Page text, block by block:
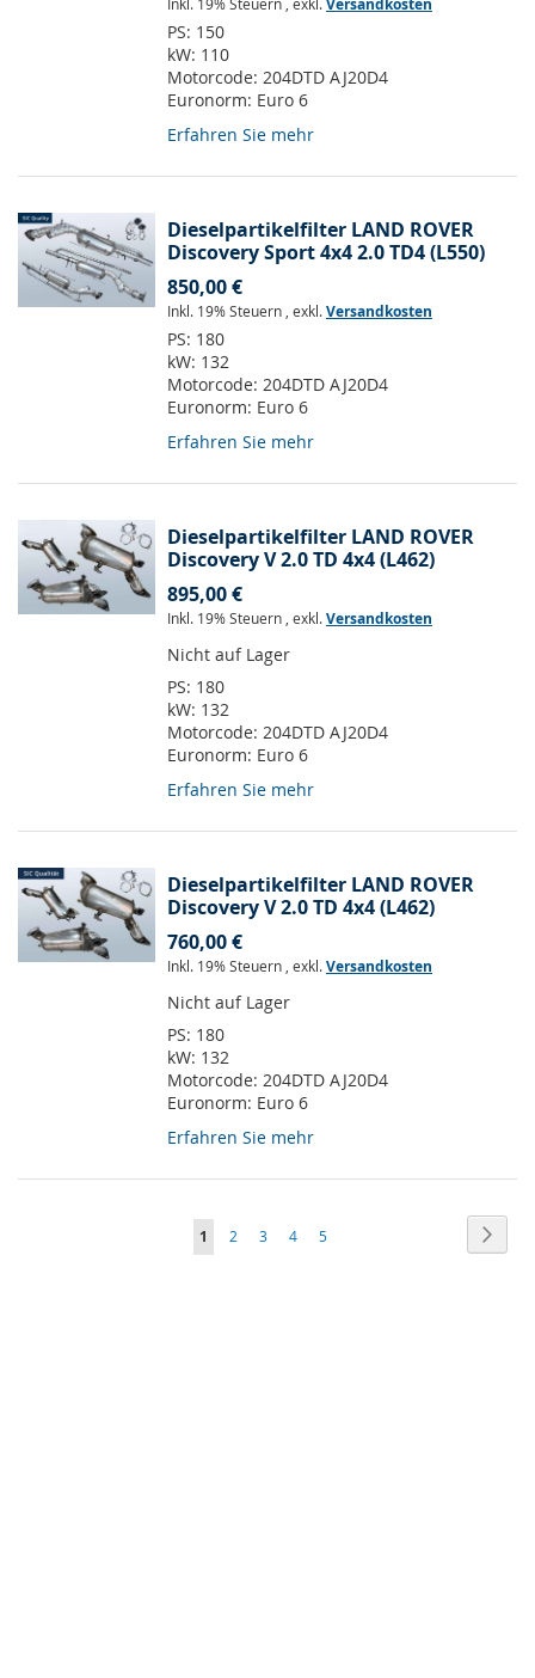
Inkl. 19% Steuern , exkl.Versandkosten
PS: 150
kW: 110
Motorcode: 204DTD AJ20D4
Euronorm: Euro 6
Erfahren Sie mehr
Dieselpartikelfilter LAND ROVER
Discovery Sport 4x4 2.0 TD4 (L550)
850,00 €
Inkl. 19% Steuern , exkl.Versandkosten
PS: 180
kW: 132
Motorcode: 204DTD AJ20D4
Euronorm: Euro 6
Erfahren Sie mehr
Dieselpartikelfilter LAND ROVER
Discovery V 2.0 TD 4x4 (L462)
895,00 €
Inkl. 19% Steuern , exkl.Versandkosten
Nicht auf Lager
PS: 180
kW: 132
Motorcode: 204DTD AJ20D4
Euronorm: Euro 6
Erfahren Sie mehr
Dieselpartikelfilter LAND ROVER
Discovery V 2.0 TD 4x4 (L462)
760,00 €
Inkl. 19% Steuern , exkl.Versandkosten
Nicht auf Lager
PS: 180
kW: 132
Motorcode: 204DTD AJ20D4
Euronorm: Euro 6
Erfahren Sie mehr
Seite
Sie
1 Seite
2 Seite
3 Seite
4 Seite
5